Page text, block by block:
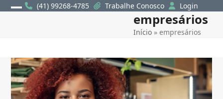
Skip
(41) 99268-4785 Trabalhe Conosco Login
empresários
Início »empresários